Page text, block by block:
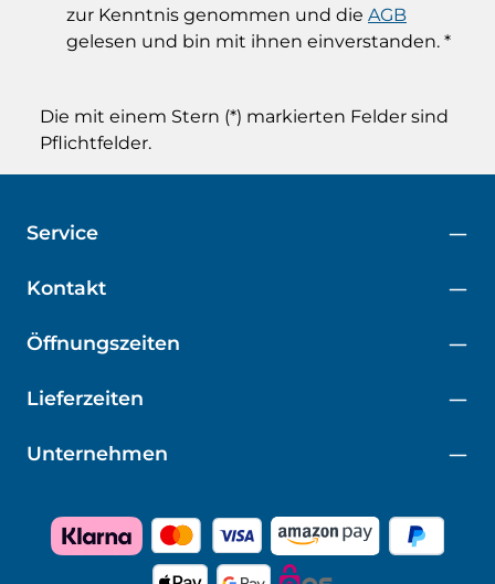
zur Kenntnis genommen und die AGB
gelesen und bin mit ihnen einverstanden. *
Die mit einem Stern (*) markierten Felder sind
Pflichtfelder.
Kontakt
Öffnungszeiten
Service
Unternehmen
Lieferzeiten